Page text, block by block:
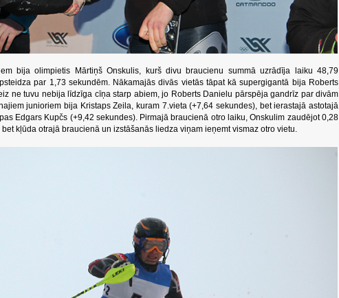
bija olimpietis Mārtiņš Onskulis, kurš divu braucienu summā uzrādīja laiku 48,79
par 1,73 sekundēm. Nākamajās divās vietās tāpat kā supergigantā bija Roberts
ne tuvu nebija līdzīga cīņa starp abiem, jo Roberts Danielu pārspēja gandrīz par divām
junioriem bija Kristaps Zeila, kuram 7.vieta (+7,64 sekundes), bet ierastajā astotajā
Edgars Kupčs (+9,42 sekundes). Pirmajā braucienā otro laiku, Onskulim zaudējot 0,28
kļūda otrajā braucienā un izstāšanās liedza viņam ieņemt vismaz otro vietu.